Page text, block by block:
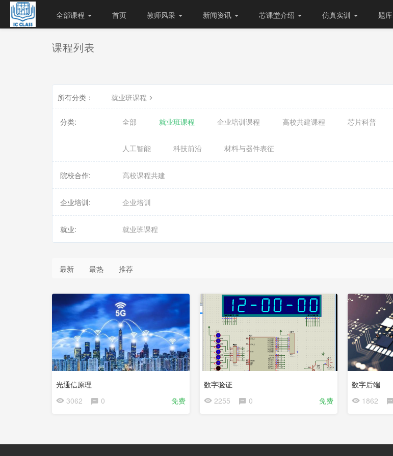
全部课程 首页 教师风采 新闻资讯 芯课堂介绍 仿真实训 题库
课程列表
所有分类： 就业班课程
分类: 全部 就业班课程 企业培训课程 高校共建课程 芯片科普
人工智能 科技前沿 材料与器件表征
院校合作: 高校课程共建
企业培训: 企业培训
就业: 就业班课程
最新 最热 推荐
光通信原理
3062
0 免费
数字验证
2255
0 免费
数字后端
1862